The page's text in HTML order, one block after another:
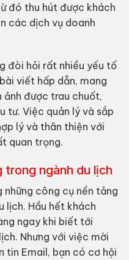
đó thu hút được khách
các dịch vụ doanh
đòi hỏi rất nhiều yếu tố
viết hấp dẫn, mang
ảnh được trau chuốt,
tư. Việc quản lý và sắp
lý và thân thiện với
quan trọng.
trong ngành du lịch
công cụ nền tảng
lịch. Hầu hết khách
ngay khi biết tới
Nhưng với việc mời
tin Email, bạn có cơ hội